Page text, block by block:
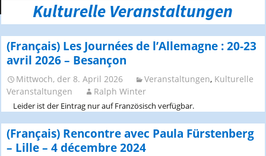
Kulturelle Veranstaltungen
(Français) Les Journées de l’Allemagne : 20-23
avril 2026 – Besançon
Mittwoch, der 8. April 2026 Veranstaltungen, Kulturelle
Veranstaltungen
Ralph Winter
Leider ist der Eintrag nur auf Französisch verfügbar.
(Français) Rencontre avec Paula Fürstenberg
– Lille – 4 décembre 2024